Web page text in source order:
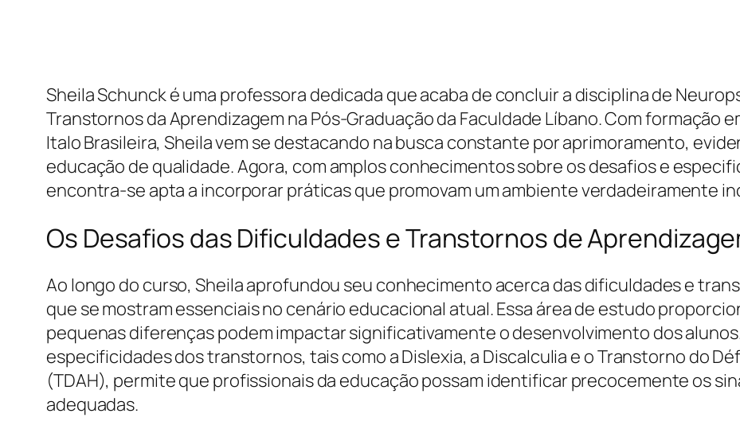
Sheila Schunck é uma professora dedicada que acaba de concluir a disciplina de
Transtornos da Aprendizagem na Pós-Graduação da Faculdade Líbano. Com formação
Italo Brasileira, Sheila vem se destacando na busca constante por aprimoramento,
educação de qualidade. Agora, com amplos conhecimentos sobre os desafios e
encontra-se apta a incorporar práticas que promovam um ambiente verdadeiramente
Os Desafios das Dificuldades e Transtornos de
Ao longo do curso, Sheila aprofundou seu conhecimento acerca das dificuldades e
que se mostram essenciais no cenário educacional atual. Essa área de estudo
pequenas diferenças podem impactar significativamente o desenvolvimento dos
especificidades dos transtornos, tais como a Dislexia, a Discalculia e o Transtorno do
(TDAH), permite que profissionais da educação possam identificar precocemente os
adequadas.